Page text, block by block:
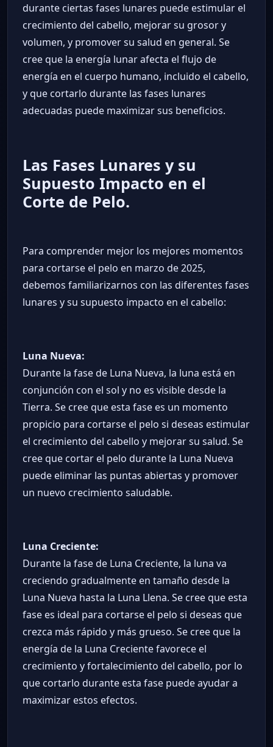
durante ciertas fases lunares puede estimular el
crecimiento del cabello, mejorar su grosor y
volumen, y promover su salud en general. Se
cree que la energía lunar afecta el flujo de
energía en el cuerpo humano, incluido el cabello,
y que cortarlo durante las fases lunares
adecuadas puede maximizar sus beneficios.
Las Fases Lunares y su
Supuesto Impacto en el
Corte de Pelo.
Para comprender mejor los mejores momentos
para cortarse el pelo en marzo de 2025,
debemos familiarizarnos con las diferentes fases
lunares y su supuesto impacto en el cabello:
Luna Nueva:
Durante la fase de Luna Nueva, la luna está en
conjunción con el sol y no es visible desde la
Tierra. Se cree que esta fase es un momento
propicio para cortarse el pelo si deseas estimular
el crecimiento del cabello y mejorar su salud. Se
cree que cortar el pelo durante la Luna Nueva
puede eliminar las puntas abiertas y promover
un nuevo crecimiento saludable.
Luna Creciente:
Durante la fase de Luna Creciente, la luna va
creciendo gradualmente en tamaño desde la
Luna Nueva hasta la Luna Llena. Se cree que esta
fase es ideal para cortarse el pelo si deseas que
crezca más rápido y más grueso. Se cree que la
energía de la Luna Creciente favorece el
crecimiento y fortalecimiento del cabello, por lo
que cortarlo durante esta fase puede ayudar a
maximizar estos efectos.